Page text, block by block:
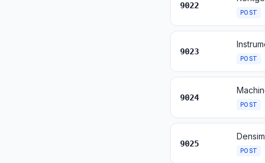
9022
POST
9023
POST
9024
POST
9025
POST